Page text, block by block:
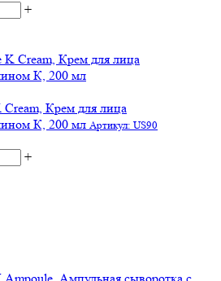
+
Крем для лица
К, 200 мл Артикул: US90
+